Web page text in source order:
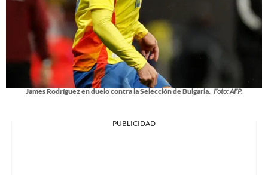
James Rodríguez en duelo contra la Selección de Bulgaria. Foto: AFP.
PUBLICIDAD